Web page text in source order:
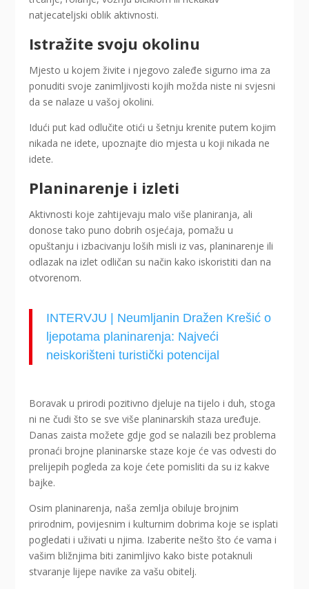
natjecateljski oblik aktivnosti.
Istražite svoju okolinu
Mjesto u kojem živite i njegovo zaleđe sigurno ima za
ponuditi svoje zanimljivosti kojih možda niste ni svjesni
da se nalaze u vašoj okolini.
Idući put kad odlučite otići u šetnju krenite putem kojim
nikada ne idete, upoznajte dio mjesta u koji nikada ne
idete.
Planinarenje i izleti
Aktivnosti koje zahtijevaju malo više planiranja, ali
donose tako puno dobrih osjećaja, pomažu u
opuštanju i izbacivanju loših misli iz vas, planinarenje ili
odlazak na izlet odličan su način kako iskoristiti dan na
otvorenom.
INTERVJU | Neumljanin Dražen Krešić o
ljepotama planinarenja: Najveći
neiskorišteni turistički potencijal
Boravak u prirodi pozitivno djeluje na tijelo i duh, stoga
ni ne čudi što se sve više planinarskih staza uređuje.
Danas zaista možete gdje god se nalazili bez problema
pronaći brojne planinarske staze koje će vas odvesti do
prelijepih pogleda za koje ćete pomisliti da su iz kakve
bajke.
Osim planinarenja, naša zemlja obiluje brojnim
prirodnim, povijesnim i kulturnim dobrima koje se isplati
pogledati i uživati u njima. Izaberite nešto što će vama i
vašim bližnjima biti zanimljivo kako biste potaknuli
stvaranje lijepe navike za vašu obitelj.